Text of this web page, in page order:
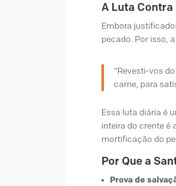
A Luta Contra
Embora
pecado. Por isso,
“Revesti-vos
carne, para
Essa luta diária é
inteira do crente é
mortificação do
Por Que a
Prova de